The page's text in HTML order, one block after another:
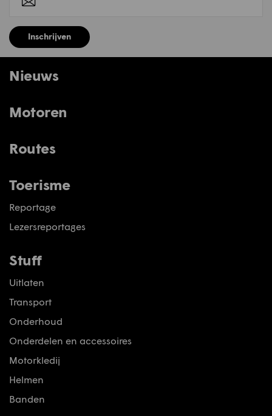
Inschrijven
Nieuws
Motoren
Routes
Toerisme
Reportage
Lezersreportages
Stuff
Uitlaten
Transport
Onderhoud
Onderdelen en accessoires
Motorkledij
Helmen
Banden